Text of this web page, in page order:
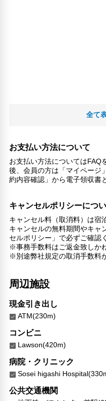
全て
お支払い方法について
お支払い方法についてはFAQ
後、会員の方は「マイページ
約内容確認」から電子領収書
キャンセルポリシーにつ
キャンセル料（取消料）は宿
キャンセルの無料期間やキャ
セルポリシー」で必ずご確認
※事務手数料はご返金致しか
※別途弊社規定の取消手数料
周辺施設
現金引き出し
ATM(230m)
コンビニ
Lawson(420m)
病院・クリニック
Sosei higashi
公共交通機関